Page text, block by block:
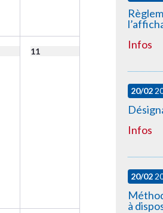
11
Infos
20/02
Infos
20/02
à